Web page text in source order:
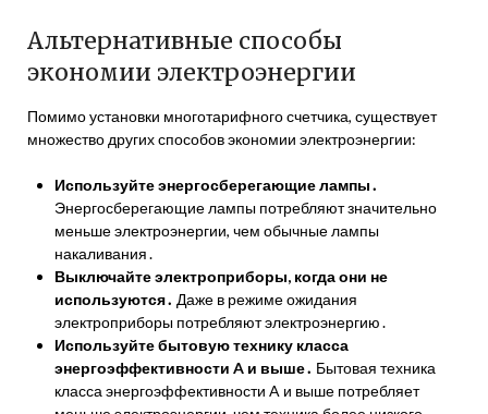
Альтернативные способы
экономии электроэнергии
Помимо установки многотарифного счетчика, существует
множество других способов экономии электроэнергии:
Используйте энергосберегающие лампы․
Энергосберегающие лампы потребляют значительно
меньше электроэнергии, чем обычные лампы
накаливания․
Выключайте электроприборы, когда они не
используются․ Даже в режиме ожидания
электроприборы потребляют электроэнергию․
Используйте бытовую технику класса
энергоэффективности A и выше․ Бытовая техника
класса энергоэффективности A и выше потребляет